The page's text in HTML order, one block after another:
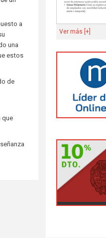
a
una
estos
de
que
Ver más [+]